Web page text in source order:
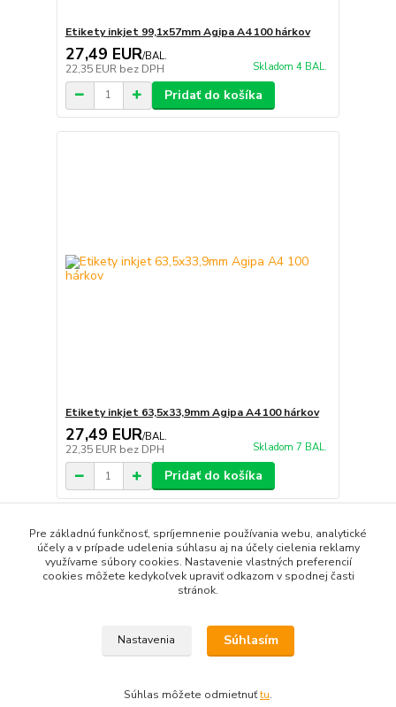
Etikety inkjet 99,1x57mm Agipa A4 100 hárkov
27,49 EUR/BAL.
22,35 EUR bez DPH Skladom 4 BAL.
Pridať do košíka
Etikety inkjet 63,5x33,9mm Agipa A4 100 hárkov
27,49 EUR/BAL.
22,35 EUR bez DPH Skladom 7 BAL.
Pridať do košíka
strana z 1
Upravit sběr cookies.
Pre základnú funkčnosť, spríjemnenie používania webu, analytické
účely a v prípade udelenia súhlasu aj na účely cielenia reklamy
využívame súbory cookies. Nastavenie vlastných preferencií
cookies môžete kedykoľvek upraviť odkazom v spodnej časti
stránok.
Nastavenia Súhlasím
Súhlas môžete odmietnuťtu.